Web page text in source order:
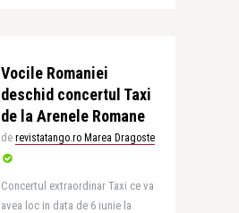
Vocile Romaniei
deschid concertul Taxi
de la Arenele Romane
de revistatango.ro Marea Dragoste
Concertul extraordinar Taxi ce va
avea loc in data de 6 iunie la